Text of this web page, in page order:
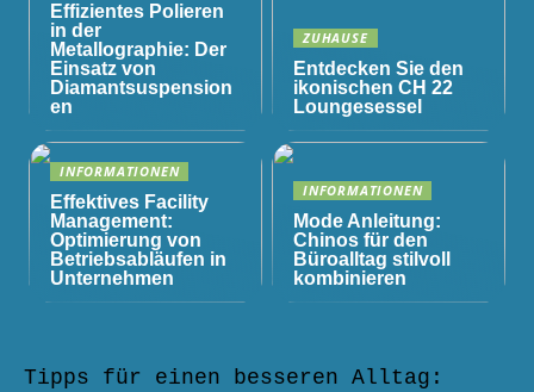
Effizientes Polieren
in der
Metallographie: Der
Einsatz von
Diamantsuspension
en
ZUHAUSE
Entdecken Sie den
ikonischen CH 22
Loungesessel
INFORMATIONEN
Effektives Facility
Management:
Optimierung von
Betriebsabläufen in
Unternehmen
INFORMATIONEN
Mode Anleitung:
Chinos für den
Büroalltag stilvoll
kombinieren
Tipps für einen besseren Alltag: